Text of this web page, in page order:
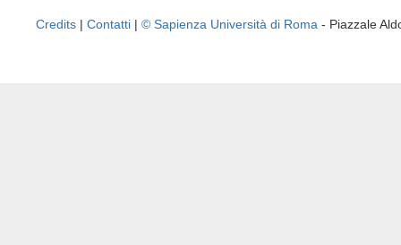
Credits | Contatti | © Sapienza Università di Roma - Piazzale